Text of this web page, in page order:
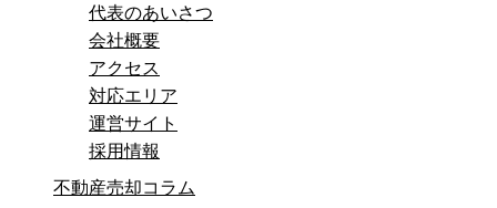
代表のあいさつ
会社概要
アクセス
対応エリア
運営サイト
採用情報
不動産売却コラム